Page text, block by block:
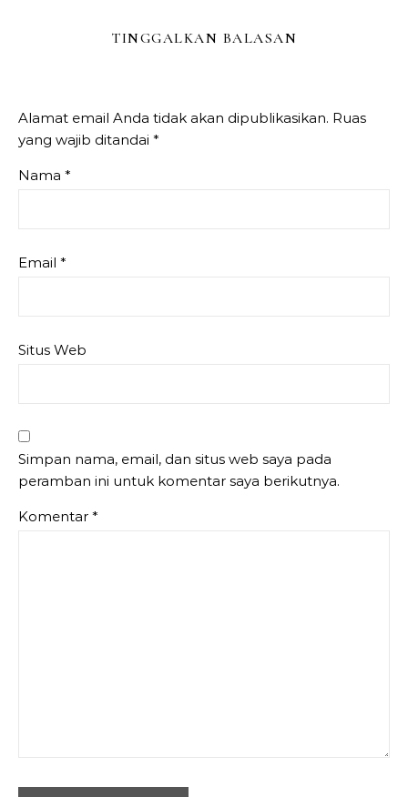
TINGGALKAN BALASAN
Alamat email Anda tidak akan dipublikasikan. Ruas
yang wajib ditandai *
Nama *
Email *
Situs Web
Simpan nama, email, dan situs web saya pada
peramban ini untuk komentar saya berikutnya.
Komentar *